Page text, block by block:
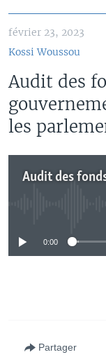
février 23, 2023
Kossi Woussou
Audit des
les
0:00
Partager